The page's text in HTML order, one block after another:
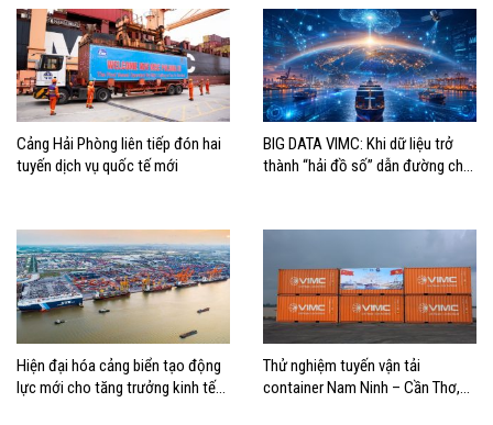
Cảng Hải Phòng liên tiếp đón hai
tuyến dịch vụ quốc tế mới
BIG DATA VIMC: Khi dữ liệu trở
thành “hải đồ số” dẫn đường cho
Hiện đại hóa cảng biển tạo động
lực mới cho tăng trưởng kinh tế
Thử nghiệm tuyến vận tải
container Nam Ninh – Cần Thơ,